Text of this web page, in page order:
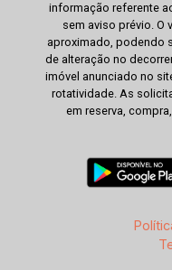
informação referente
sem aviso prévio. O
aproximado, podendo
de alteração no
imóvel anunciado no
rotatividade. As
em reserva,